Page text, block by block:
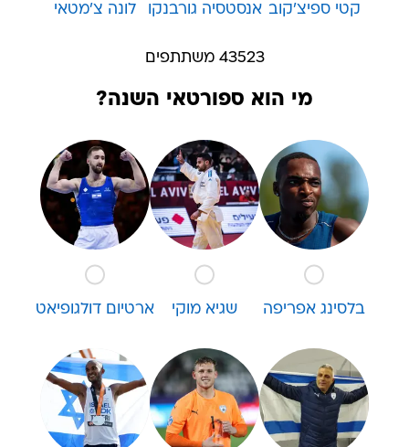
קטי ספיצ'קוב אנסטסיה גורבנקו לונה צ'מטאי
43523 משתתפים
מי הוא ספורטאי השנה?
בלסינג אפריפה שגיא מוקי ארטיום דולגופיאט